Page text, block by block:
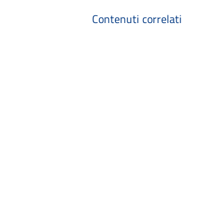
Contenuti correlati